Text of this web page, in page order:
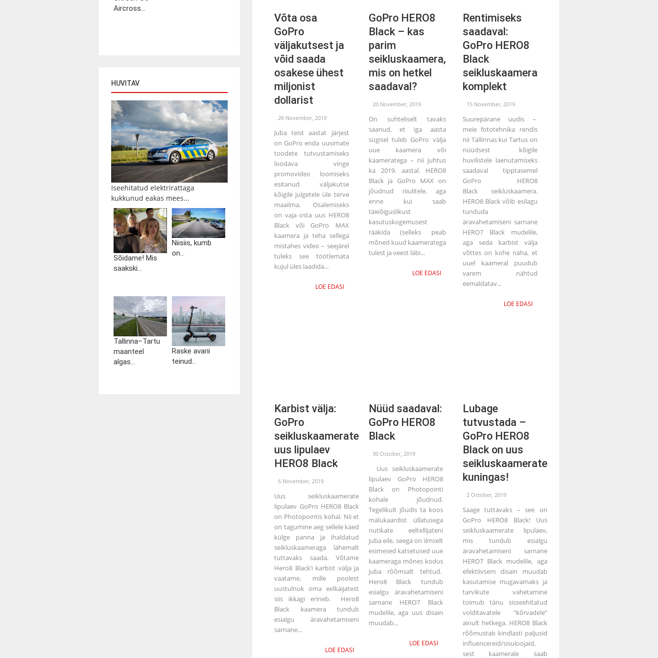
Aircross...
HUVITAV
Iseehitatud elektrirattaga
kukkunud eakas mees...
Sõidame! Mis
saakski...
Niisiis, kumb
on...
Tallinna–Tartu
maanteel
algas...
Raske avarii
teinud...
Võta osa
GoPro
väljakutsest ja
võid saada
osakese ühest
miljonist
dollarist
26 November, 2019
Juba teist aastat järjest
on GoPro enda uusimate
toodete tutvustamiseks
loodava vinge
promovideo loomiseks
esitanud väljakutse
kõigile julgetele üle terve
maailma. Osalemiseks
on vaja osta uus HERO8
Black või GoPro MAX
kaamera ja teha sellega
mistahes video – seejärel
tuleks see töötlemata
kujul üles laadida...
LOE EDASI
GoPro HERO8
Black – kas
parim
seikluskaamera,
mis on hetkel
saadaval?
20 November, 2019
On suhteliselt tavaks
saanud, et iga aasta
sügisel tuleb GoPro välja
uue kaamera või
kaameratega – nii juhtus
ka 2019. aastal. HERO8
Black ja GoPro MAX on
jõudnud riiulitele, aga
enne kui saab
täieõiguslikust
kasutuskogemusest
rääkida (selleks peab
mõned kuud kaameratega
tulest ja veest läbi...
LOE EDASI
Rentimiseks
saadaval:
GoPro HERO8
Black
seikluskaamera
komplekt
15 November, 2019
Suurepärane uudis –
meie fototehnika rendis
nii Tallinnas kui Tartus on
nüüdsest kõigile
huvilistele laenutamiseks
saadaval tipptasemel
GoPro HERO8
Black seikluskaamera.
HERO8 Black võib esilagu
tunduda
äravahetamiseni sarnane
HERO7 Black mudelile,
aga seda karbist välja
võttes on kohe näha, et
uuel kaameral puudub
varem nähtud
eemaldatav...
LOE EDASI
Karbist välja:
GoPro
seikluskaamerate
uus lipulaev
HERO8 Black
6 November, 2019
Uus seikluskaamerate
lipulaev GoPro HERO8 Black
on Photopointis kohal. Nii et
on tagumine aeg sellele käed
külge panna ja ihaldatud
seikluskaameraga lähemalt
tuttavaks saada. Võtame
Hero8 Black’i karbist välja ja
vaatame, mille poolest
uustulnuk oma eelkäijatest
siis ikkagi erineb. Hero8
Black kaamera tundub
esialgu äravahetamiseni
sarnane...
LOE EDASI
Nüüd saadaval:
GoPro HERO8
Black
30 October, 2019
Uus seikluskaamerate
lipulaev GoPro HERO8
Black on Photopointi
kohale jõudnud.
Tegelikult jõudis ta koos
mälukaardist üllatusega
nutikate eeltellijateni
juba eile, seega on ilmselt
esimesed katsetused uue
kaameraga mõnes kodus
juba rõõmsalt tehtud.
Hero8 Black tundub
esialgu äravahetamiseni
sarnane HERO7 Black
mudelile, aga uus disain
muudab...
LOE EDASI
Lubage
tutvustada –
GoPro HERO8
Black on uus
seikluskaamerate
kuningas!
2 October, 2019
Saage tuttavaks – see on
GoPro HERO8 Black! Uus
seikluskaamerate lipulaev,
mis tundub esialgu
äravahetamiseni sarnane
HERO7 Black mudelile, aga
efektiivsem disain muudab
kasutamise mugavamaks ja
tarvikute vahetamine
toimub tänu sisseehitatud
volditavatele “kõrvadele”
ainult hetkega. HERO8 Black
rõõmustab kindlasti paljusid
influencereid/sisuloojaid,
sest kaamerale saab